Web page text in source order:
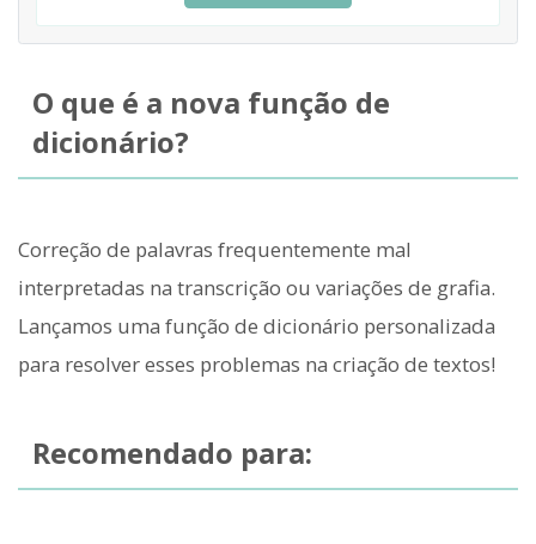
O que é a nova função de
dicionário?
Correção de palavras frequentemente mal
interpretadas na transcrição ou variações de grafia.
Lançamos uma função de dicionário personalizada
para resolver esses problemas na criação de textos!
Recomendado para: